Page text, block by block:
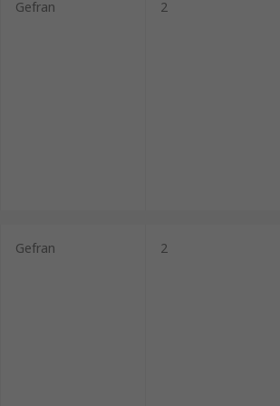
Gefran 2
Gefran 2